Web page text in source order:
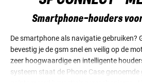
Smartphone-houders
De smartphone als navigatie gebruiken?
bevestig je de gsm snel en veilig op de
zeer hoogwaardige en intelligente
systeem staat de Phone Case genoemde